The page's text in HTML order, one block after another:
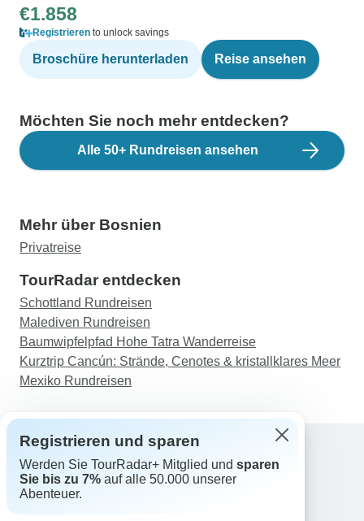
€1.858
Registrieren to unlock savings
Broschüre herunterladen Reise ansehen
Möchten Sie noch mehr entdecken?
Alle 50+ Rundreisen ansehen
Mehr über Bosnien
Privatreise
TourRadar entdecken
Schottland Rundreisen
Malediven Rundreisen
Baumwipfelpfad Hohe Tatra Wanderreise
Kurztrip Cancún: Strände, Cenotes & kristallklares Meer
Mexiko Rundreisen
Support
Kontakt
Registrieren und sparen
Werden Sie TourRadar+ Mitglied und sparen
Sie bis zu 7% auf alle 50.000 unserer
Abenteuer.